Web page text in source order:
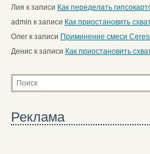
Лия к записи Как переделать
admin к записи Как приостановить
Олегк записи Приминение смеси
Дениск записи Как приостановить
Реклама